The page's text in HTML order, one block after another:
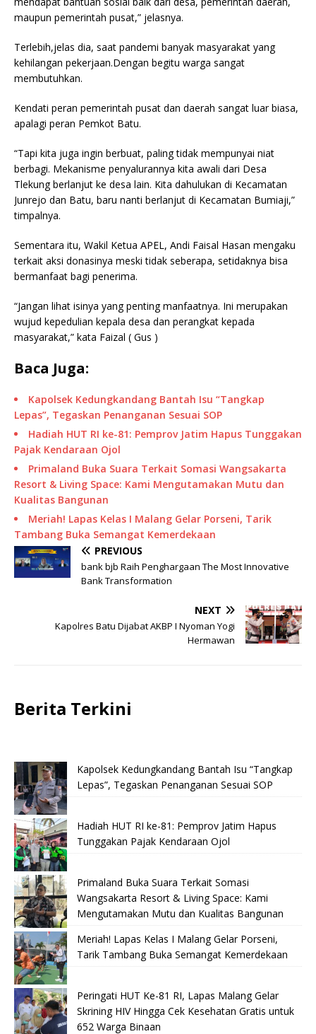
maupun pemerintah pusat,” jelasnya.
Terlebih,jelas dia, saat pandemi banyak masyarakat yang
kehilangan pekerjaan.Dengan begitu warga sangat
membutuhkan.
Kendati peran pemerintah pusat dan daerah sangat luar biasa,
apalagi peran Pemkot Batu.
“Tapi kita juga ingin berbuat, paling tidak mempunyai niat
berbagi. Mekanisme penyalurannya kita awali dari Desa
Tlekung berlanjut ke desa lain. Kita dahulukan di Kecamatan
Junrejo dan Batu, baru nanti berlanjut di Kecamatan Bumiaji,”
timpalnya.
Sementara itu, Wakil Ketua APEL, Andi Faisal Hasan mengaku
terkait aksi donasinya meski tidak seberapa, setidaknya bisa
bermanfaat bagi penerima.
“Jangan lihat isinya yang penting manfaatnya. Ini merupakan
wujud kepedulian kepala desa dan perangkat kepada
masyarakat,” kata Faizal ( Gus )
Baca Juga:
Kapolsek Kedungkandang Bantah Isu “Tangkap
Lepas”, Tegaskan Penanganan Sesuai SOP
Hadiah HUT RI ke-81: Pemprov Jatim Hapus Tunggakan
Pajak Kendaraan Ojol
Primaland Buka Suara Terkait Somasi Wangsakarta
Resort & Living Space: Kami Mengutamakan Mutu dan
Kualitas Bangunan
Meriah! Lapas Kelas I Malang Gelar Porseni, Tarik
Tambang Buka Semangat Kemerdekaan
PREVIOUS
bank bjb Raih Penghargaan The Most Innovative
Bank Transformation
NEXT
Kapolres Batu Dijabat AKBP I Nyoman Yogi
Hermawan
Berita Terkini
Kapolsek Kedungkandang Bantah Isu “Tangkap
Lepas”, Tegaskan Penanganan Sesuai SOP
Hadiah HUT RI ke-81: Pemprov Jatim Hapus
Tunggakan Pajak Kendaraan Ojol
Primaland Buka Suara Terkait Somasi
Wangsakarta Resort & Living Space: Kami
Mengutamakan Mutu dan Kualitas Bangunan
Meriah! Lapas Kelas I Malang Gelar Porseni,
Tarik Tambang Buka Semangat Kemerdekaan
Peringati HUT Ke-81 RI, Lapas Malang Gelar
Skrining HIV Hingga Cek Kesehatan Gratis untuk
652 Warga Binaan